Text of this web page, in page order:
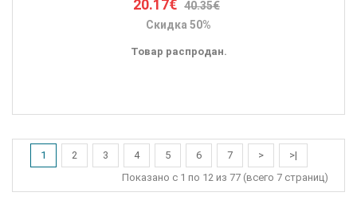
20.17€ 40.35€
Скидка 50%
Товар распродан.
1 2 3 4 5 6 7 >
>|
Показано с 1 по 12 из 77 (всего 7 страниц)